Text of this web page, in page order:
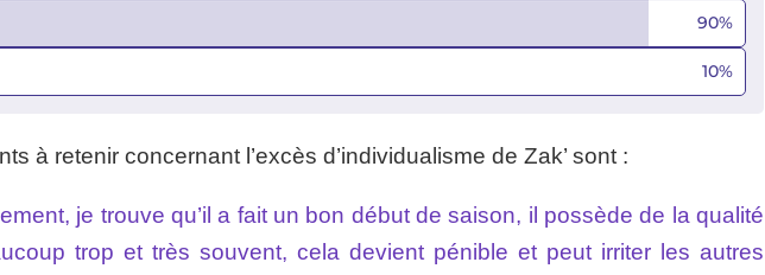
90%
10%
à retenir concernant l’excès d’individualisme de Zak’ sont :
je trouve qu’il a fait un bon début de saison, il possède de la qualité
trop et très souvent, cela devient pénible et peut irriter les autres